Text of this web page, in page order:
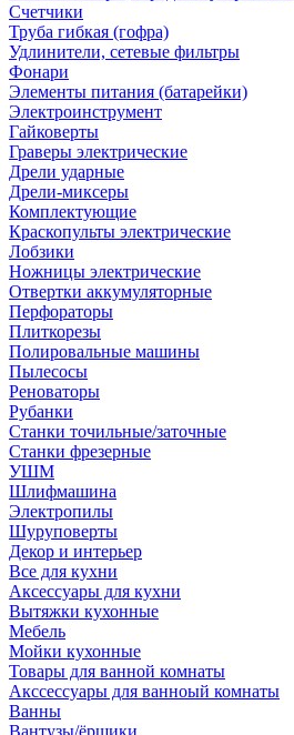
Счетчики
Труба гибкая (гофра)
Удлинители, сетевые фильтры
Фонари
Элементы питания (батарейки)
Электроинструмент
Гайковерты
Граверы электрические
Дрели ударные
Дрели-миксеры
Комплектующие
Краскопульты электрические
Лобзики
Ножницы электрические
Отвертки аккумуляторные
Перфораторы
Плиткорезы
Полировальные машины
Пылесосы
Реноваторы
Рубанки
Станки точильные/заточные
Станки фрезерные
УШМ
Шлифмашина
Электропилы
Шуруповерты
Декор и интерьер
Все для кухни
Аксессуары для кухни
Вытяжки кухонные
Мебель
Мойки кухонные
Товары для ванной комнаты
Акссессуары для ванноый комнаты
Ванны
Вантузы/ёршики